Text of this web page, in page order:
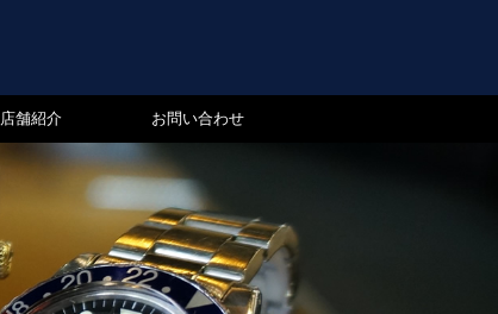
店舗紹介 お問い合わせ